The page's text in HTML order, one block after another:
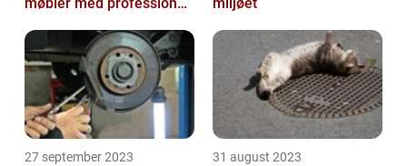
27 september 2023 31 august 2023